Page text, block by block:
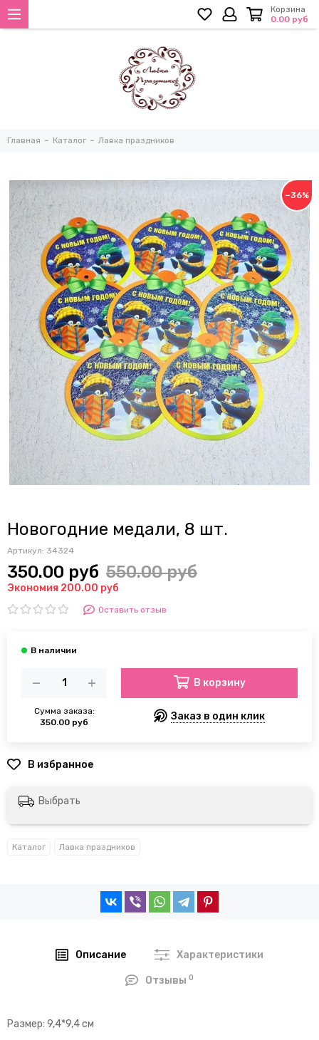
Корзина
0.00 руб
Главная Каталог Лавка праздников
−36%
Новогодние медали, 8 шт.
Артикул: 34324
350.00 руб 550.00 руб
Экономия 200.00 руб
Оставить отзыв
Сумма заказа:
350.00 руб
В корзину
Заказ в один клик
Выбрать
Каталог Лавка праздников
Описание Характеристики
Отзывы0
Размер: 9,4*9,4 см